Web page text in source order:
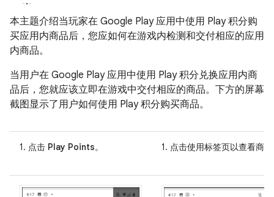
本主题介绍当玩家在 Google Play 应用中使用 Play 积分购
买应用内商品后，您应如何在游戏内检测和交付相应的应用
内商品。
当用户在 Google Play 应用中使用 Play 积分兑换应用内商
品后，您就应该立即在游戏中交付相应的商品。下方的屏幕
截图显示了用户如何使用 Play 积分购买商品。
1. 点击 Play Points。 1. 点击使用标签页以查看商